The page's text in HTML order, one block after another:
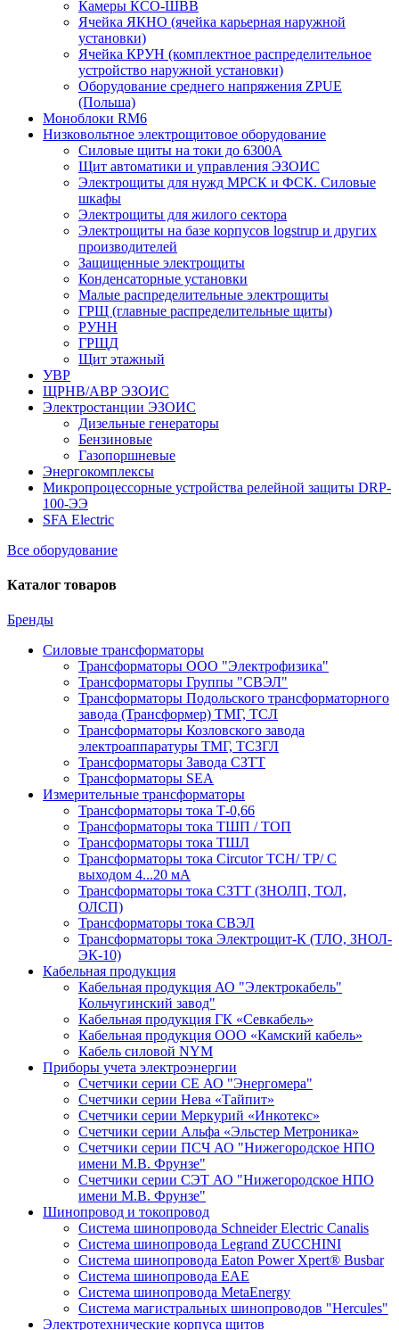
Камеры КСО-ШВВ
Ячейка ЯКНО (ячейка карьерная наружной
установки)
Ячейка КРУН (комплектное распределительное
устройство наружной установки)
Оборудование среднего напряжения ZPUE
(Польша)
Моноблоки RM6
Низковольтное электрощитовое оборудование
Силовые щиты на токи до 6300А
Щит автоматики и управления ЭЗОИС
Электрощиты для нужд МРСК и ФСК. Силовые
шкафы
Электрощиты для жилого сектора
Электрощиты на базе корпусов logstrup и других
производителей
Защищенные электрощиты
Конденсаторные установки
Малые распределительные электрощиты
ГРЩ (главные распределительные щиты)
РУНН
ГРЩД
Щит этажный
УВР
ЩРНВ/АВР ЭЗОИС
Электростанции ЭЗОИС
Дизельные генераторы
Бензиновые
Газопоршневые
Энергокомплексы
Микропроцессорные устройства релейной защиты DRP-
100-ЭЭ
SFA Electric
Все оборудование
Каталог товаров
Бренды
Силовые трансформаторы
Трансформаторы ООО "Электрофизика"
Трансформаторы Группы "СВЭЛ"
Трансформаторы Подольского трансформаторного
завода (Трансформер) ТМГ, ТСЛ
Трансформаторы Козловского завода
электроаппаратуры ТМГ, ТСЗГЛ
Трансформаторы Завода СЗТТ
Трансформаторы SEA
Измерительные трансформаторы
Трансформаторы тока Т-0,66
Трансформаторы тока ТШП / ТОП
Трансформаторы тока ТШЛ
Трансформаторы тока Circutor TCH/ TP/ С
выходом 4...20 мА
Трансформаторы тока СЗТТ (ЗНОЛП, ТОЛ,
ОЛСП)
Трансформаторы тока СВЭЛ
Трансформаторы тока Электрощит-К (ТЛО, ЗНОЛ-
ЭК-10)
Кабельная продукция
Кабельная продукция АО "Электрокабель"
Кольчугинский завод"
Кабельная продукция ГК «Севкабель»
Кабельная продукция ООО «Камский кабель»
Кабель силовой NYM
Приборы учета электроэнергии
Счетчики серии СЕ АО "Энергомера"
Счетчики серии Нева «Тайпит»
Счетчики серии Меркурий «Инкотекс»
Счетчики серии Альфа «Эльстер Метроника»
Счетчики серии ПСЧ АО "Нижегородское НПО
имени М.В. Фрунзе"
Счетчики серии СЭТ АО "Нижегородское НПО
имени М.В. Фрунзе"
Шинопровод и токопровод
Система шинопровода Schneider Electric Canalis
Система шинопровода Legrand ZUCCHINI
Система шинопровода Eaton Power Xpert® Busbar
Система шинопровода EAE
Система шинопровода MetaEnergy
Система магистральных шинопроводов "Hercules"
Электротехнические корпуса щитов